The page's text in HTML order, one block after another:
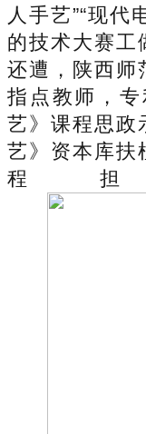
人手艺”“现代
的技术大赛工
还遭，陕西师
指点教师，
艺》课程思政
艺》资本库扶
程